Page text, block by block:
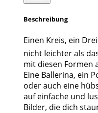
Beschreibung
Einen Kreis, ein
nicht leichter als
mit diesen Formen
Eine Ballerina, ein
oder auch eine
auf einfache und
Bilder, die dich